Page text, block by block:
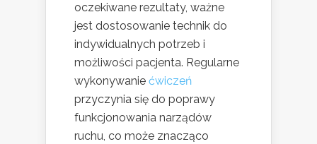
oczekiwane rezultaty, ważne
jest dostosowanie technik do
indywidualnych potrzeb i
możliwości pacjenta. Regularne
wykonywanie ćwiczeń
przyczynia się do poprawy
funkcjonowania narządów
ruchu, co może znacząco